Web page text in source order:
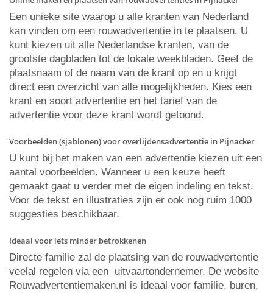
Een unieke site waarop u alle kranten van Nederland
kan vinden om een rouwadvertentie in te plaatsen. U
kunt kiezen uit alle Nederlandse kranten, van de
grootste dagbladen tot de lokale weekbladen. Geef de
plaatsnaam of de naam van de krant op en u krijgt
direct een overzicht van alle mogelijkheden. Kies een
krant en soort advertentie en het tarief van de
advertentie voor deze krant wordt getoond.
Voorbeelden (sjablonen) voor overlijdensadvertentie in Pijnacker
U kunt bij het maken van een advertentie kiezen uit een
aantal voorbeelden. Wanneer u een keuze heeft
gemaakt gaat u verder met de eigen indeling en tekst.
Voor de tekst en illustraties zijn er ook nog ruim 1000
suggesties beschikbaar.
Ideaal voor iets minder betrokkenen
Directe familie zal de plaatsing van de rouwadvertentie
veelal regelen via een uitvaartondernemer. De website
Rouwadvertentiemaken.nl is ideaal voor familie, buren,